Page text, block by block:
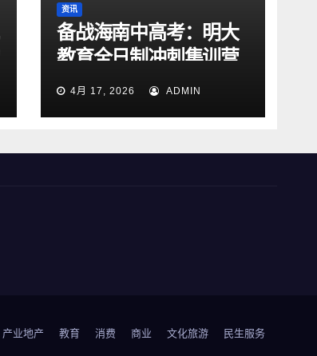
资讯
备战海南中高考：明大
教育全日制冲刺集训营
的课程特色与提分逻辑
4月 17, 2026 ADMIN
产业地产 教育 消费 商业 文化旅游 民生服务